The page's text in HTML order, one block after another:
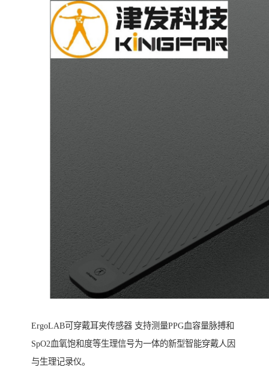
ErgoLAB可穿戴耳夹传感器 支持测量PPG血容量脉搏和
SpO2血氧饱和度等生理信号为一体的新型智能穿戴人因
与生理记录仪。